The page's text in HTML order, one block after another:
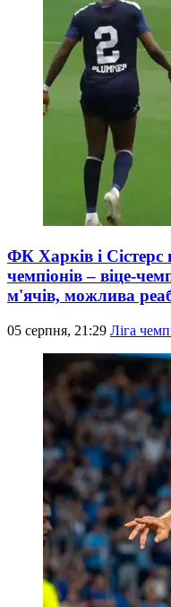
ФК Харків і Сістерс
чемпіонів – віце-
м'ячів, можлива
05 серпня, 21:29 Ліга